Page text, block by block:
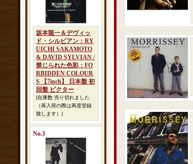
坂本龍一＆デヴィッ
ド・シルビアン：RY
UICHI SAKAMOTO
& DAVID SYLVIAN /
禁じられた色彩：FO
RBIDDEN COLOUR
S 【7inch】 日本盤 初
回盤 ビクター
[在庫数 売り切れました
（再入荷の際は再度登録
致します）]
No.3